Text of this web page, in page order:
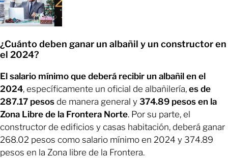
¿Cuánto deben ganar un albañil y un constructor en
el 2024?
El salario mínimo que deberá recibir un albañil en el
2024, específicamente un oficial de albañilería, es de
287.17 pesos de manera general y 374.89 pesos en la
Zona Libre de la Frontera Norte. Por su parte, el
constructor de edificios y casas habitación, deberá ganar
268.02 pesos como salario mínimo en 2024 y 374.89
pesos en la Zona libre de la Frontera.